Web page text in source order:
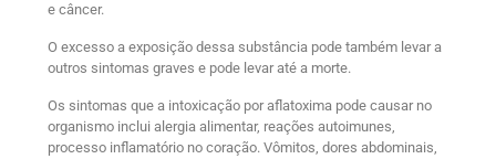
e câncer.
O excesso a exposição dessa substância pode também levar a
outros sintomas graves e pode levar até a morte.
Os sintomas que a intoxicação por aflatoxima pode causar no
organismo inclui alergia alimentar, reações autoimunes,
processo inflamatório no coração. Vômitos, dores abdominais,